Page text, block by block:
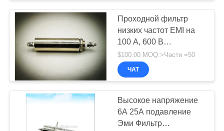
Проходной фильтр
низких частот EMI на
100 А, 600 В
постоянного тока с
резьбовой шпилькой,
безэховая камера ЭМС
экранирующая комната
$100.00 MOQ:>Части =50
ЧАТ
Высокое напряжение
6A 25A подавление
Эми Фильтр